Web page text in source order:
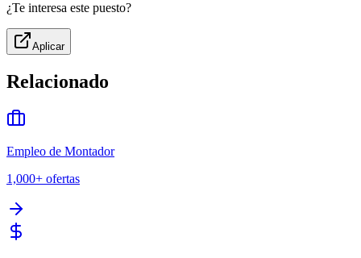
¿Te interesa este puesto?
Aplicar
Relacionado
Empleo de Montador
1,000+ ofertas